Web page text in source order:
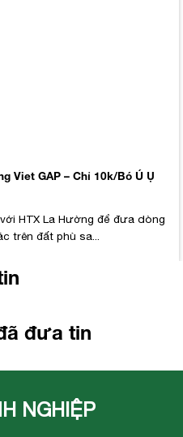
Viet GAP – Chỉ 10k/Bó Ú Ụ
HTX La Hường để đưa dòng
trên đất phù sa...
đưa tin
NGHIỆP